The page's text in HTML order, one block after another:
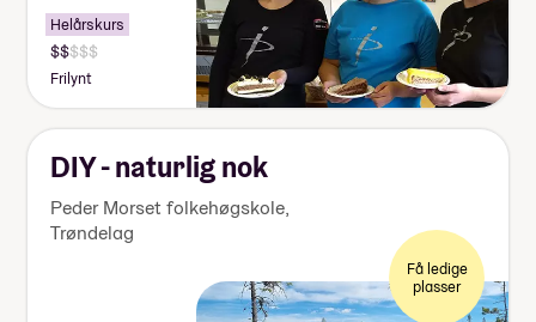
Helårskurs
Pris:
125
000-
140
000
kr
Frilynt
DIY - naturlig nok
Peder Morset folkehøgskole,
Trøndelag
Få ledige
plasser